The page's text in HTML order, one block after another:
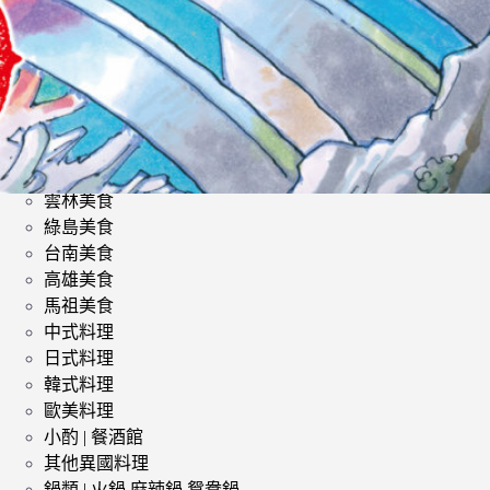
影評 | 電影感想
食記
台北美食
台中美食
宜蘭美食
苗栗美食
雲林美食
綠島美食
台南美食
高雄美食
馬祖美食
中式料理
日式料理
韓式料理
歐美料理
小酌 | 餐酒館
其他異國料理